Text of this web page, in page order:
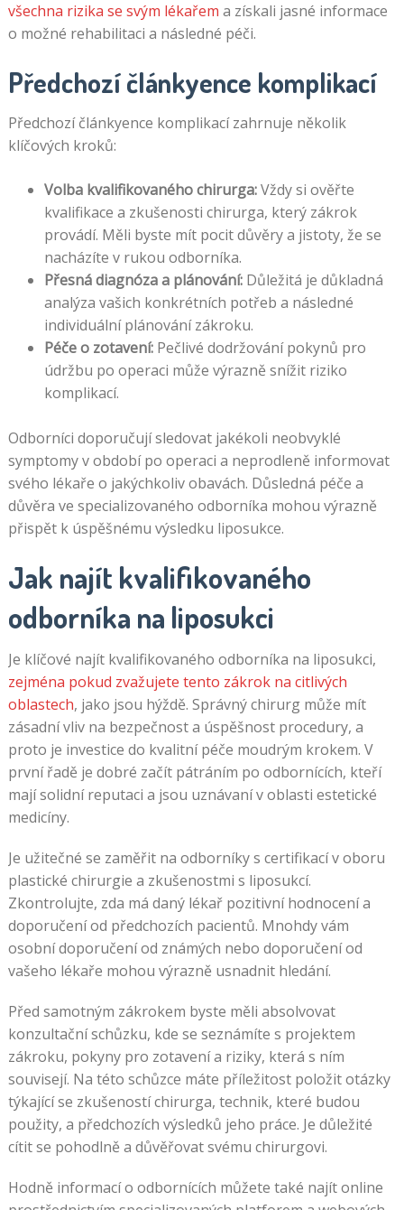
všechna rizika se svým lékařem a získali jasné informace
o možné rehabilitaci a následné péči.
Předchozí článkyence komplikací
Předchozí článkyence komplikací zahrnuje několik
klíčových kroků:
Volba kvalifikovaného chirurga:Vždy si ověřte
kvalifikace a zkušenosti chirurga, který zákrok
provádí. Měli byste mít pocit důvěry a jistoty, že se
nacházíte v rukou odborníka.
Přesná diagnóza a plánování:Důležitá je důkladná
analýza vašich konkrétních potřeb a následné
individuální plánování zákroku.
Péče o zotavení:Pečlivé dodržování pokynů pro
údržbu po operaci může výrazně snížit riziko
komplikací.
Odborníci doporučují sledovat jakékoli neobvyklé
symptomy v období po operaci a neprodleně informovat
svého lékaře o jakýchkoliv obavách. Důsledná péče a
důvěra ve specializovaného odborníka mohou výrazně
přispět k úspěšnému výsledku liposukce.
Jak najít kvalifikovaného
odborníka na liposukci
Je klíčové najít kvalifikovaného odborníka na liposukci,
zejména pokud zvažujete tento zákrok na citlivých
oblastech, jako jsou hýždě. Správný chirurg může mít
zásadní vliv na bezpečnost a úspěšnost procedury, a
proto je investice do kvalitní péče moudrým krokem. V
první řadě je dobré začít pátráním po odbornících, kteří
mají solidní reputaci a jsou uznávaní v oblasti estetické
medicíny.
Je užitečné se zaměřit na odborníky s certifikací v oboru
plastické chirurgie a zkušenostmi s liposukcí.
Zkontrolujte, zda má daný lékař pozitivní hodnocení a
doporučení od předchozích pacientů. Mnohdy vám
osobní doporučení od známých nebo doporučení od
vašeho lékaře mohou výrazně usnadnit hledání.
Před samotným zákrokem byste měli absolvovat
konzultační schůzku, kde se seznámíte s projektem
zákroku, pokyny pro zotavení a riziky, která s ním
souvisejí. Na této schůzce máte příležitost položit otázky
týkající se zkušeností chirurga, technik, které budou
použity, a předchozích výsledků jeho práce. Je důležité
cítit se pohodlně a důvěřovat svému chirurgovi.
Hodně informací o odbornících můžete také najít online